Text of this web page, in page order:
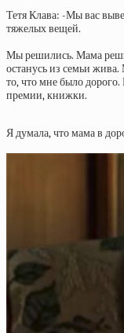
Тетя Клава: -Мы вас
тяжелых вещей.
Мы решились. Мама
останусь из семьи жива.
то, что мне было
премии, книжки.
Я думала, что мама в